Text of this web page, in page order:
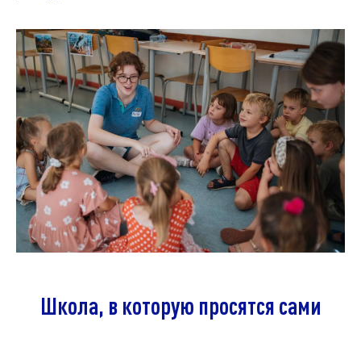
Школа, в которую просятся сами